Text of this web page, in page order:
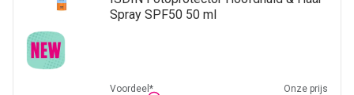
Spray SPF50 50 ml
Voordeel* Onze prijs